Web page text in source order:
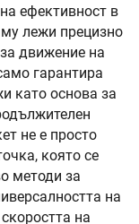
ефективност в
лежи прецизно
движение на
гарантира
като основа за
не е просто
която се
методи за
на
на